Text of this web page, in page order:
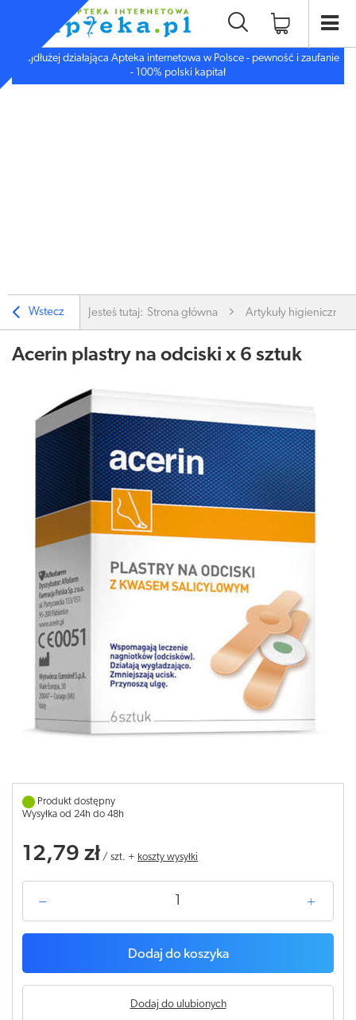
Najdłużej działająca Apteka internetowa w Polsce - pewność i zaufanie
- 100% polski kapitał
Wstecz Jesteś tutaj: Strona główna Artykuły higieniczne
Acerin plastry na odciski x 6 sztuk
Produkt dostępny
Wysyłka od 24h do 48h
12,79 zł / szt. + koszty wysyłki
Dodaj do koszyka
Dodaj do ulubionych